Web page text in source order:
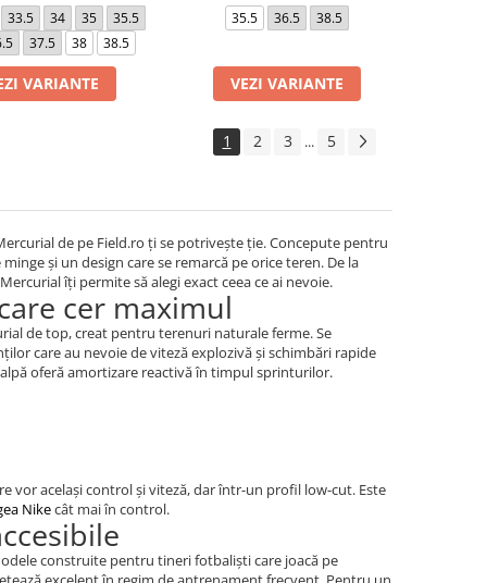
33.5 34 35
35.5
37.5 38 38.5
VARIANTE
35.5 36.5 38.5
VEZI VARIANTE
1 2 3 ... 5
de pe Field.ro ți se potrivește ție. Concepute pentru
și un design care se remarcă pe orice teren. De la
îți permite să alegi exact ceea ce ai nevoie.
cer maximul
de top, creat pentru terenuri naturale ferme. Se
care au nevoie de viteză explozivă și schimbări rapide
oferă amortizare reactivă în timpul sprinturilor.
vor același control și viteză, dar într-un profil low-cut. Este
Nikecât mai în control.
construite pentru tineri fotbaliști care joacă pe